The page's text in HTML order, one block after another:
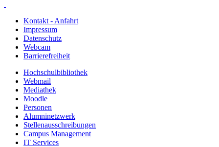
Kontakt - Anfahrt
Impressum
Datenschutz
Webcam
Barrierefreiheit
Hochschulbibliothek
Webmail
Mediathek
Moodle
Personen
Alumninetzwerk
Stellenausschreibungen
Campus Management
IT Services